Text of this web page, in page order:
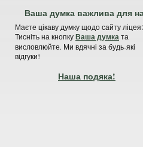
Ваша думка важлива для
Маєте цікаву думку щодо сайту
Тисніть на кнопкуВаша думката
висловлюйте. Ми вдячні за будь-які
відгуки!
Наша подяка!